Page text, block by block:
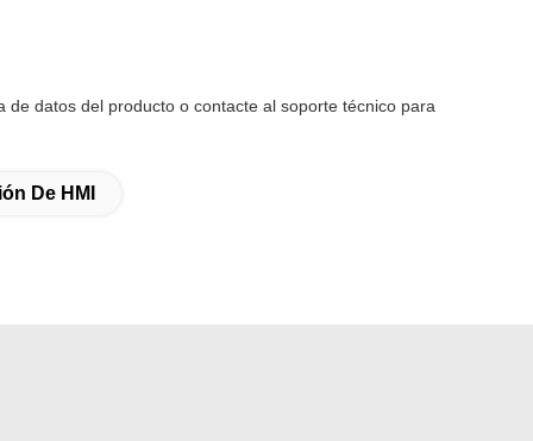
datos del producto o contacte al soporte técnico para
De HMI